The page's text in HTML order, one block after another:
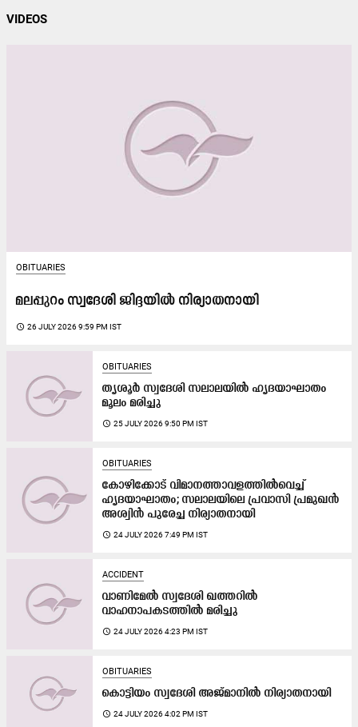
VIDEOS
OBITUARIES
മലപ്പുറം സ്വദേശി ജിദ്ദയിൽ നിര്യാതനായി
access_time 26 JULY 2026 9:59 PM IST
OBITUARIES
തൃശൂർ സ്വദേശി സലാലയിൽ ഹൃദയാഘാതം
മൂലം മരിച്ചു
access_time 25 JULY 2026 9:50 PM IST
OBITUARIES
കോഴിക്കോട്‌ വിമാനത്താവളത്തിൽവെച്ച്
ഹൃദയാഘാതം; സലാലയിലെ പ്രവാസി പ്രമുഖൻ
അശ്വിൻ പുരേച്ച നിര്യാതനായി
access_time 24 JULY 2026 7:49 PM IST
ACCIDENT
വാണിമേൽ സ്വദേശി ഖത്തറിൽ
വാഹനാപകടത്തിൽ മരിച്ചു
access_time 24 JULY 2026 4:23 PM IST
OBITUARIES
കൊട്ടിയം സ്വദേശി അജ്മാനിൽ നിര്യാതനായി
access_time 24 JULY 2026 4:02 PM IST